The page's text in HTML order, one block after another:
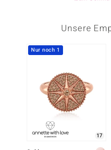
Unsere
Nur noch 1
17